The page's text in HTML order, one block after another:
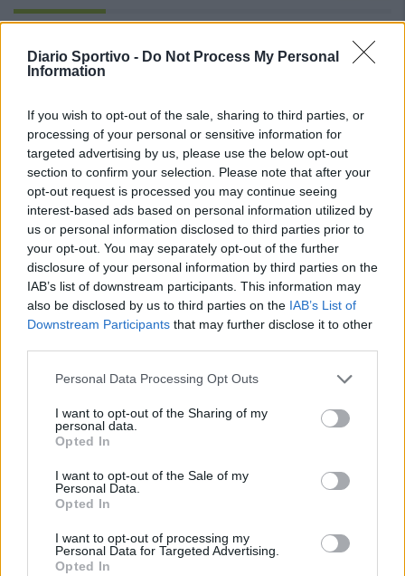
Diario Sportivo - Do Not Process My Personal
Information
If you wish to opt-out of the sale, sharing to third parties, or
processing of your personal or sensitive information for
targeted advertising by us, please use the below opt-out
section to confirm your selection. Please note that after your
opt-out request is processed you may continue seeing
interest-based ads based on personal information utilized by
us or personal information disclosed to third parties prior to
your opt-out. You may separately opt-out of the further
disclosure of your personal information by third parties on the
IAB’s list of downstream participants. This information may
also be disclosed by us to third parties on the IAB’s List of
Downstream Participants that may further disclose it to other
Personal Data Processing Opt Outs
I want to opt-out of the Sharing of my
personal data.
Opted In
I want to opt-out of the Sale of my
Personal Data.
Opted In
I want to opt-out of processing my
Personal Data for Targeted Advertising.
Opted In
L'Ilva si completa con Markic, Contucci,
Carlucci, Bevilacqua, Solinas, Souare e Galic
Il Monastir riparte dai pilastri Masia, Pinna e
Aloia, il primo acquisto è Loru
7 Ago 2026
Gran colpo dell'Ossese, per la difesa c'è l'ex
Torres Riccardo Idda
7 Ago 2026
L'Ossese si prepara all'esordio in D: Forzati,
Cabrera, Tesio, Limongelli, Bolzicco e tanti
Sportiva in Srl
7 Ago 2026